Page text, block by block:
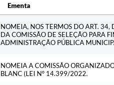
Ementa
NOMEIA, NOS TERMOS DO ART.
DA COMISSÃO DE SELEÇÃO PARA
ADMINISTRAÇÃO PÚBLICA
NOMEIA A COMISSÃO
BLANC (LEI N° 14.399/2022.